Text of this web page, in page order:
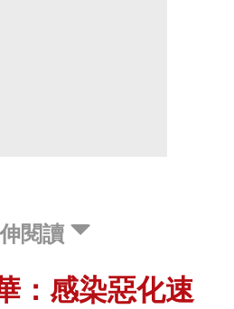
閱讀
：感染惡化速